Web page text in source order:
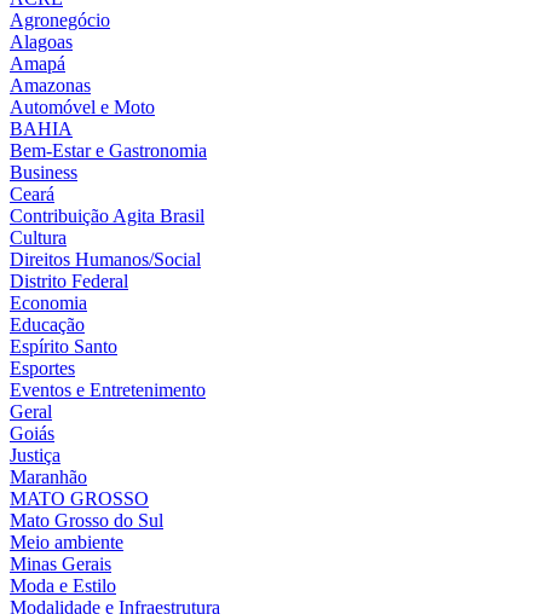
Agronegócio
Alagoas
Amapá
Amazonas
Automóvel e Moto
BAHIA
Bem-Estar e Gastronomia
Business
Ceará
Contribuição Agita Brasil
Cultura
Direitos Humanos/Social
Distrito Federal
Economia
Educação
Espírito Santo
Esportes
Eventos e Entretenimento
Geral
Goiás
Justiça
Maranhão
MATO GROSSO
Mato Grosso do Sul
Meio ambiente
Minas Gerais
Moda e Estilo
Modalidade e Infraestrutura